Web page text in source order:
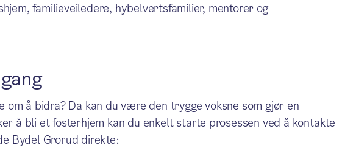
familieveiledere, hybelvertsfamilier, mentorer og
om å bidra? Da kan du være den trygge voksne som gjør en
å bli et fosterhjem kan du enkelt starte prosessen ved å kontakte
Bydel Grorud direkte: